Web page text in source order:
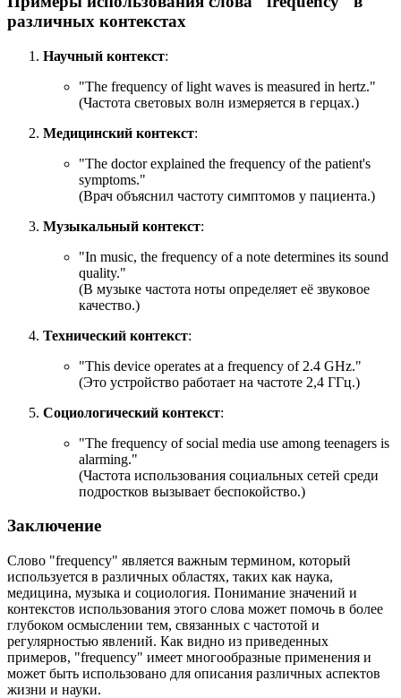
различных контекстах
Научный контекст:
"The frequency of light waves is measured in hertz."
(Частота световых волн измеряется в герцах.)
Медицинский контекст:
"The doctor explained the frequency of the patient's
symptoms."
(Врач объяснил частоту симптомов у пациента.)
Музыкальный контекст:
"In music, the frequency of a note determines its sound
quality."
(В музыке частота ноты определяет её звуковое
качество.)
Технический контекст:
"This device operates at a frequency of 2.4 GHz."
(Это устройство работает на частоте 2,4 ГГц.)
Социологический контекст:
"The frequency of social media use among teenagers is
alarming."
(Частота использования социальных сетей среди
подростков вызывает беспокойство.)
Заключение
Слово "frequency" является важным термином, который
используется в различных областях, таких как наука,
медицина, музыка и социология. Понимание значений и
контекстов использования этого слова может помочь в более
глубоком осмыслении тем, связанных с частотой и
регулярностью явлений. Как видно из приведенных
примеров, "frequency" имеет многообразные применения и
может быть использовано для описания различных аспектов
жизни и науки.